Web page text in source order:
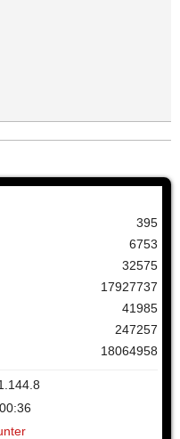
395
6753
32575
17927737
41985
247257
18064958